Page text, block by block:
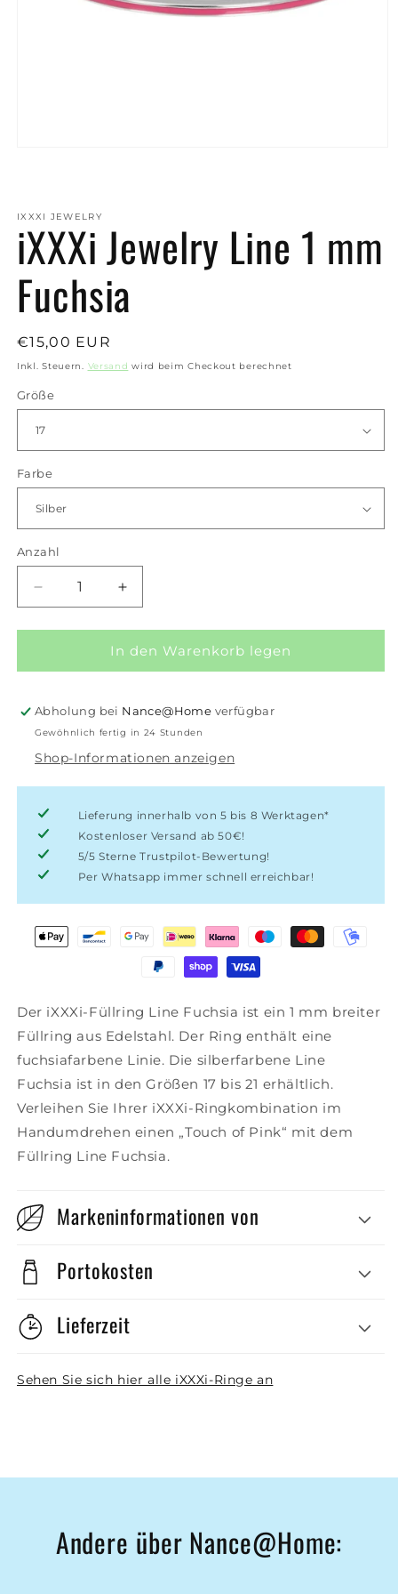
IXXXI JEWELRY
iXXXi Jewelry Line 1 mm
Fuchsia
Normaler
Preis
€15,00 EUR
Inkl. Steuern. Versand wird beim Checkout berechnet
Größe
Farbe
Anzahl
Anzahl
Verringere
die
Menge
iXXXi
Line
1
Fuchsia
Erhöhe
die
Menge
für
iXXXi
Line
Fuchsia
In den Warenkorb legen
Abholung bei Nance@Home verfügbar
Gewöhnlich fertig in 24 Stunden
Shop-Informationen anzeigen
Lieferung innerhalb von 5 bis 8 Werktagen*
Kostenloser Versand ab 50€!
5/5 Sterne Trustpilot-Bewertung!
Per Whatsapp immer schnell erreichbar!
Der iXXXi-Füllring Line Fuchsia ist ein 1 mm breiter
Füllring aus Edelstahl. Der Ring enthält eine
fuchsiafarbene Linie. Die silberfarbene Line
Fuchsia ist in den Größen 17 bis 21 erhältlich.
Verleihen Sie Ihrer iXXXi-Ringkombination im
Handumdrehen einen „Touch of Pink“ mit dem
Füllring Line Fuchsia.
Markeninformationen von
Portokosten
Lieferzeit
Sehen Sie sich hier alle iXXXi-Ringe an
Andere über Nance@Home: